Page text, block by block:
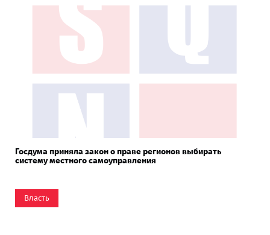
Госдума приняла закон о праве регионов выбирать
систему местного самоуправления
Власть